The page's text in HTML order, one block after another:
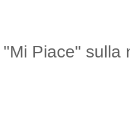
"Mi Piace" sulla